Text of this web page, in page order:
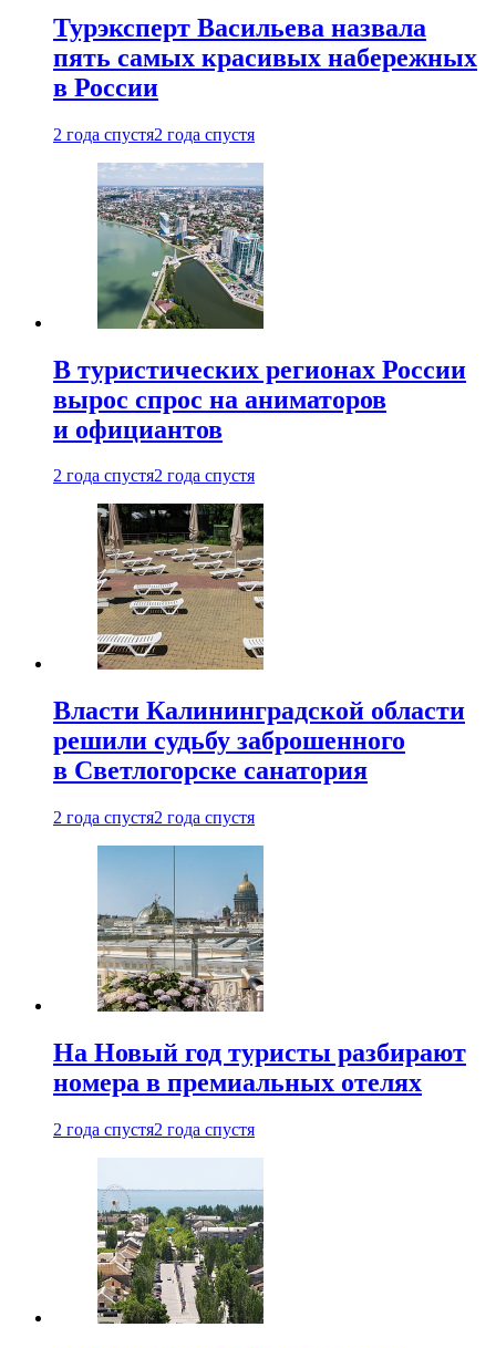
Турэксперт Васильева назвала
пять самых красивых набережных
в России
2 года спустя2 года спустя
В туристических регионах России
вырос спрос на аниматоров
и официантов
2 года спустя2 года спустя
Власти Калининградской области
решили судьбу заброшенного
в Светлогорске санатория
2 года спустя2 года спустя
На Новый год туристы разбирают
номера в премиальных отелях
2 года спустя2 года спустя